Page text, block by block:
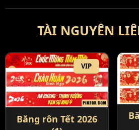
TÀI NGUYÊN
VIP
Băng rôn Tết 2026